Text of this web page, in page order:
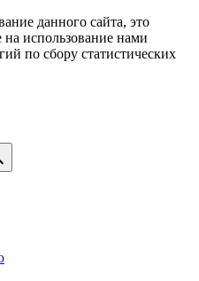
данного сайта, это
на использование нами
по сбору статистических